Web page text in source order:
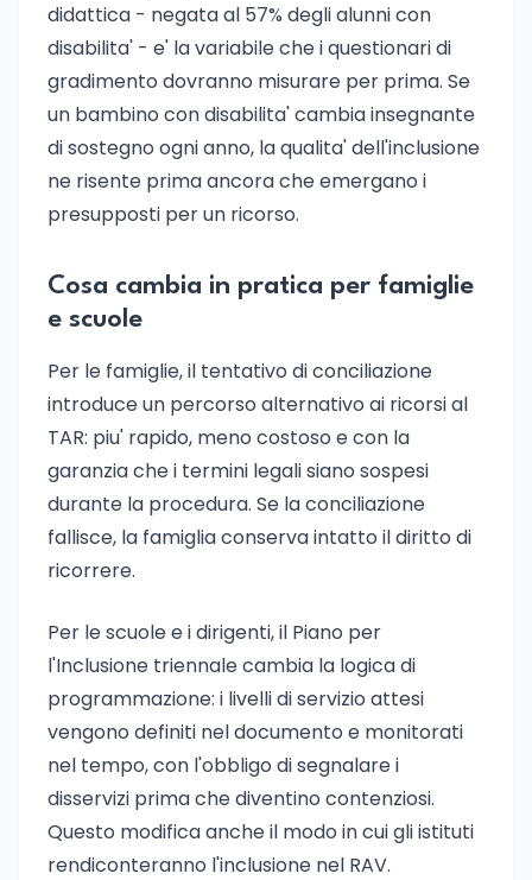
didattica - negata al 57% degli alunni con
disabilita' - e' la variabile che i questionari di
gradimento dovranno misurare per prima. Se
un bambino con disabilita' cambia insegnante
di sostegno ogni anno, la qualita' dell'inclusione
ne risente prima ancora che emergano i
presupposti per un ricorso.
Cosa cambia in pratica per famiglie
e scuole
Per le famiglie, il tentativo di conciliazione
introduce un percorso alternativo ai ricorsi al
TAR: piu' rapido, meno costoso e con la
garanzia che i termini legali siano sospesi
durante la procedura. Se la conciliazione
fallisce, la famiglia conserva intatto il diritto di
ricorrere.
Per le scuole e i dirigenti, il Piano per
l'Inclusione triennale cambia la logica di
programmazione: i livelli di servizio attesi
vengono definiti nel documento e monitorati
nel tempo, con l'obbligo di segnalare i
disservizi prima che diventino contenziosi.
Questo modifica anche il modo in cui gli istituti
rendiconteranno l'inclusione nel RAV.